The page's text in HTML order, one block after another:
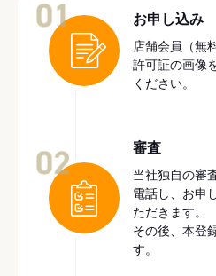
お申し込み
店舗会員（無
許可証の画像
ください。
審査
当社独自の審
電話し、お申
ただきます。
その後、本登
す。